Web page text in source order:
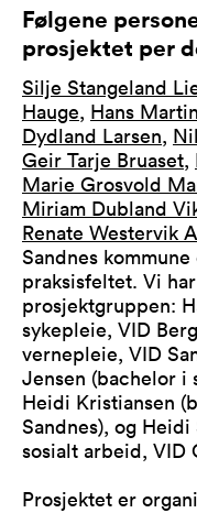
Følgene
prosjektet per
Silje Stangeland
Hauge, Hans
Dydland Larsen,
Geir Tarje Bruaset,
Marie Grosvold
Miriam Dubland
Renate Westervik
Sandnes
praksisfeltet. Vi
prosjektgruppen:
sykepleie, VID
vernepleie, VID
Jensen (bachelor i
Heidi Kristiansen
Sandnes), og
sosialt arbeid, VID
Prosjektet er